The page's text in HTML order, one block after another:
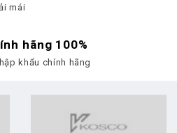
mái
hãng 100%
khẩu chính hãng